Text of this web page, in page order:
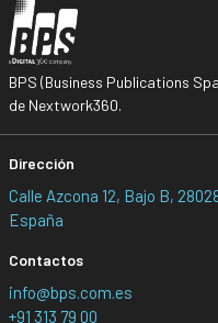
BPS (Business Publications
de Nextwork360.
Dirección
Calle Azcona 12, Bajo B,
España
Contactos
info@bps.com.es
+91 313 79 00